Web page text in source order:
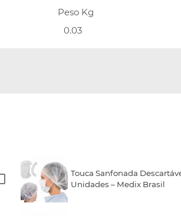
Peso Kg
0.03
Touca Sanfonada
Unidades – Medix Brasil